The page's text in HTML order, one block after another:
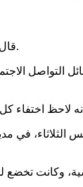
قال شقيق الفتاة المشتبه بإساءتها للرسول صلى الله عليه وسلم؛ المختار ولد أوبك، إن الأسرة تثق في القضاء وتنتظر حكمه بعد انتهاء التحقيق.
في